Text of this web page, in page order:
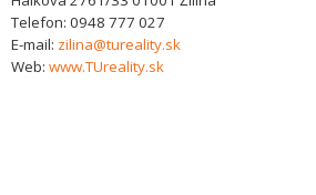
Telefon: 0948 777 027
E-mail: zilina@tureality.sk
Web: www.TUreality.sk